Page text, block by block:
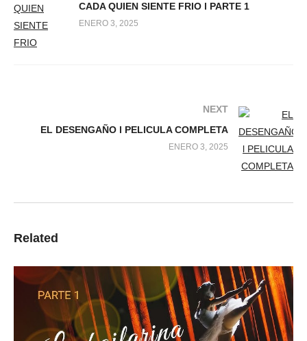
CADA QUIEN SIENTE FRIO l PARTE 1
ENERO 3, 2025
NEXT
EL DESENGAÑO l PELICULA COMPLETA
ENERO 3, 2025
Related